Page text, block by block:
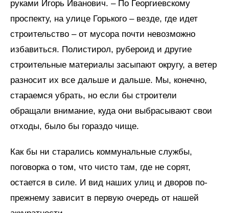
руками Игорь Иванович. – По Георгиевскому
проспекту, на улице Горького – везде, где идет
строительство – от мусора почти невозможно
избавиться. Полистирол, рубероид и другие
строительные материалы засыпают округу, а ветер
разносит их все дальше и дальше. Мы, конечно,
стараемся убрать, но если бы строители
обращали внимание, куда они выбрасывают свои
отходы, было бы гораздо чище.
Как бы ни старались коммунальные службы,
поговорка о том, что чисто там, где не сорят,
остается в силе. И вид наших улиц и дворов по-
прежнему зависит в первую очередь от нашей